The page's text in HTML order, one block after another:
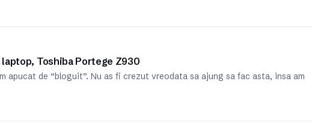
Toshiba Portege Z930
apucat de “bloguit”. Nu as fi crezut vreodata sa ajung sa fac asta, insa am